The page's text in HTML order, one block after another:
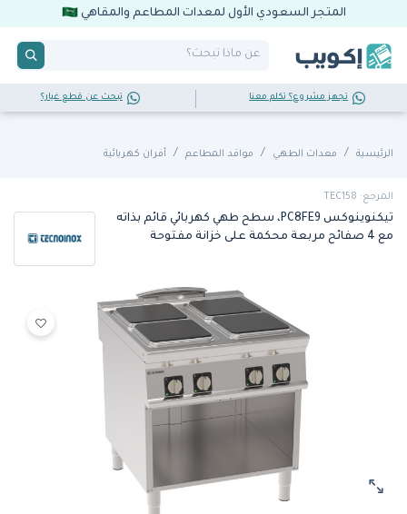
المتجر السعودي الأول لمعدات المطاعم والمقاهي
تجهز مشروع؟ تكلم معنا تبحث عن قطع غيار؟
الرئيسية معدات الطهي مواقد المطاعم أفران كهربائية
المرجع: TEC158
تيكنوينوكس PC8FE9، سطح طهي كهربائي قائم بذاته
مع 4 صفائح مربعة محكمة على خزانة مفتوحة